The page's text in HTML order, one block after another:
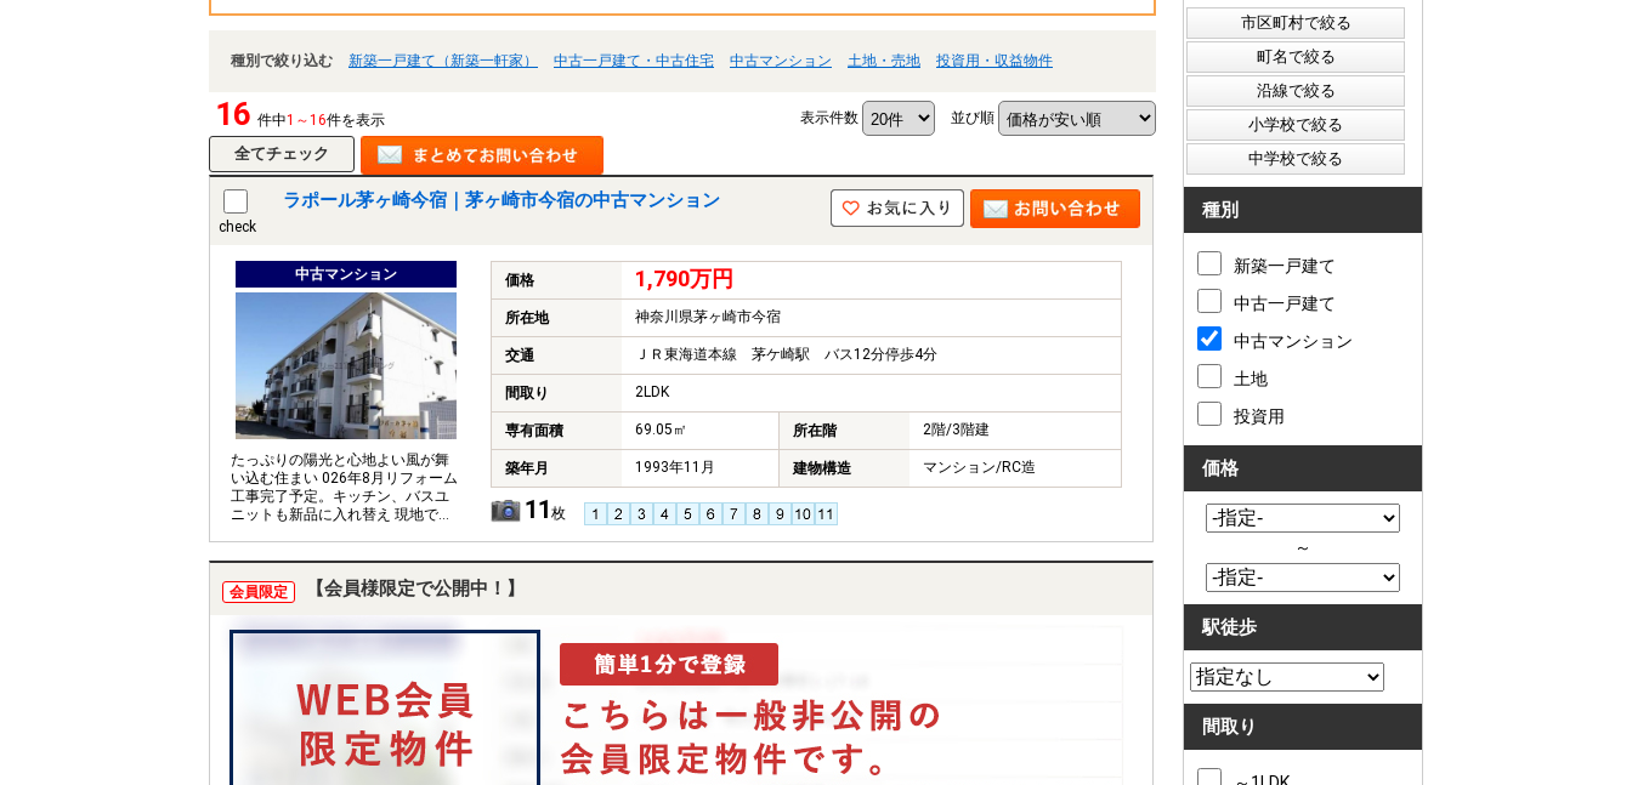
種別で絞り込む 新築一戸建て（新築一軒家） 中古一戸建て・中古住宅 中古マンション 土地・売地 投資用・収益物件
16 件中1～16件を表示 表示件数 並び順
check
ラポール茅ヶ崎今宿｜茅ヶ崎市今宿の中古マンション
中古マンション
たっぷりの陽光と心地よい風が舞
い込む住まい 026年8月リフォーム
工事完了予定。キッチン、バスユ
ニットも新品に入れ替え 現地で仕
価格 1,790万円
所在地 神奈川県茅ヶ崎市今宿
交通 ＪＲ東海道本線 茅ケ崎駅 バス12分停歩4分
間取り 2LDK
専有面積 69.05㎡ 所在階 2階/3階建
築年月 1993年11月 建物構造 マンション/RC造
11 枚
会員限定 【会員様限定で公開中！】
種別
新築一戸建て
中古一戸建て
中古マンション
土地
投資用
価格
～
駅徒歩
間取り